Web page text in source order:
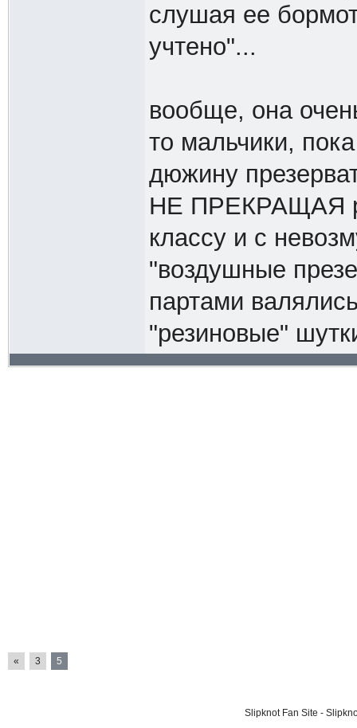
слушая ее
учтено"...
вообще, она
то мальчики,
дюжину
НЕ ПРЕКРАЩАЯ
классу и с
"воздушные
партами
"резиновые"
« 3 5
Slipknot Fan Site -